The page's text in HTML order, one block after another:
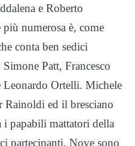
e Roberto
numerosa è, come
conta ben sedici
Patt, Francesco
Ortelli. Michele
Rainoldi ed il bresciano
papabili mattatori della
partecipanti. Nove sono